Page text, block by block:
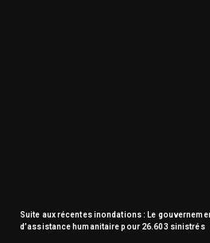
Suite aux récentes inondations : Le
d’assistance humanitaire pour 26.603 sinistrés